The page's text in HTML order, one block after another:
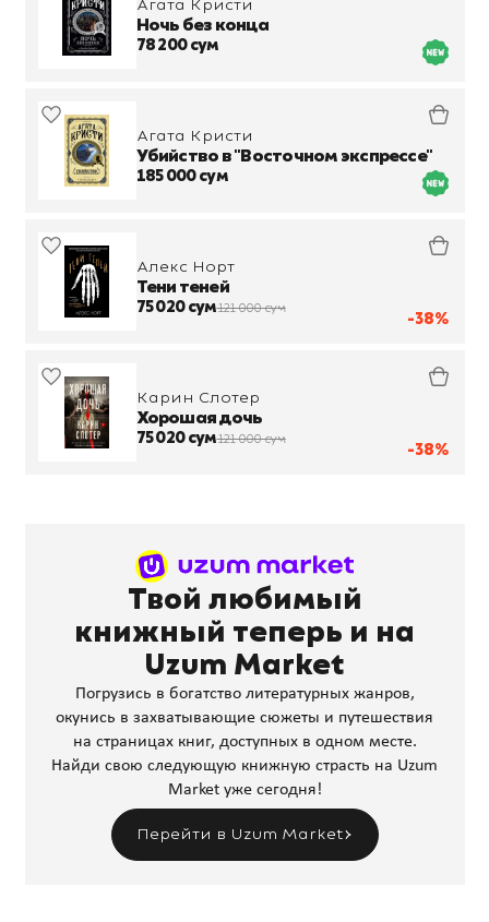
Агата Кристи
Ночь без конца
78 200 сум
Агата Кристи
Убийство в "Восточном экспрессе"
185 000 сум
-38%
Алекс Норт
Тени теней
75 020 сум121 000 сум
-38%
Карин Слотер
Хорошая дочь
75 020 сум121 000 сум
Твой любимый
книжный теперь и на
Uzum Market
Погрузись в богатство литературных жанров,
окунись в захватывающие сюжеты и путешествия
на страницах книг, доступных в одном месте.
Найди свою следующую книжную страсть на Uzum
Market уже сегодня!
Перейти в Uzum Market